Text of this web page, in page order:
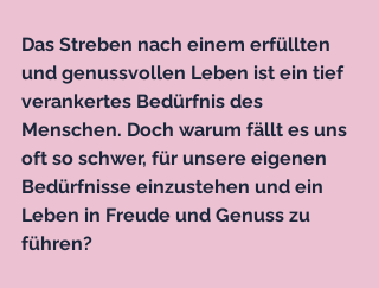
Das Streben nach einem erfüllten
und genussvollen Leben ist ein tief
verankertes Bedürfnis des
Menschen. Doch warum fällt es uns
oft so schwer, für unsere eigenen
Bedürfnisse einzustehen und ein
Leben in Freude und Genuss zu
führen?